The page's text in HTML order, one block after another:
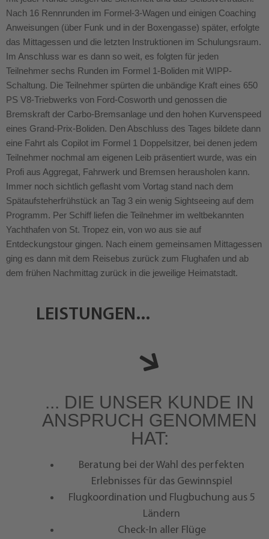
Nach 16 Rennrunden im Formel-3-Wagen und einigen Coaching
Anweisungen (über Funk und in der Boxengasse) später, erfolgte
das Mittagessen und die letzten Instruktionen im Schulungsraum.
Im Anschluss war es dann so weit, es folgten für jeden
Teilnehmer sechs Runden im Formel 1-Boliden mit WIPP-
Schaltung. Die Teilnehmer spürten die unbändige Kraft eines 650
PS V8-Triebwerks von Ford-Cosworth und genossen die
Bremskraft der Carbo-Bremsanlage und den hohen Kurvenspeed
eines Grand-Prix-Boliden. Den Abschluss des Tages bildete dann
eine Fahrt als Copilot im Formel 1 Doppelsitzer, bei denen jedem
Teilnehmer nochmal am eigenen Leib präsentiert wurde, was ein
Profi aus Aggregat, Fahrwerk und Bremsen herausholen kann.
Immer noch sichtlich geflasht vom Vortag stand nach dem
Spätaufsteherfrühstück an Tag 3 ein wenig Sightseeing auf dem
Programm. Per Schiff liefen die Teilnehmer im weltbekannten
Yachthafen von St. Tropez ein, von wo aus sie auf
Entdeckungstour gingen. Nach einem gemeinsamen Mittagessen
ging es dann mit dem Reisebus zurück zum Flughafen und ab
dem frühen Nachmittag zurück in die jeweilige Heimatstadt.
LEISTUNGEN...
... DIE UNSER KUNDE IN
ANSPRUCH GENOMMEN
HAT:
Beratung bei der Wahl des perfekten
Erlebnisses für das Gewinnspiel
Flugkoordination und Flugbuchung aus 5
Ländern
Check-In aller Flüge